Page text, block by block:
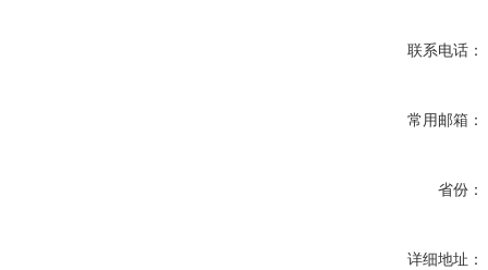
联系电话：
常用邮箱：
省份：
详细地址：